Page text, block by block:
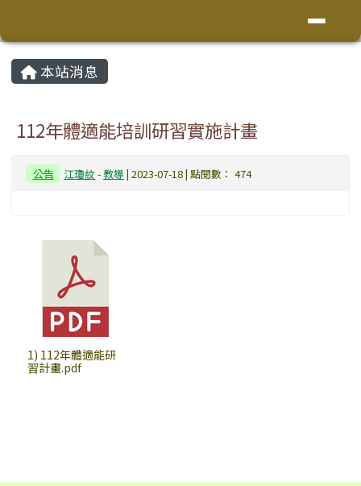
主內容區域
本站消息
112年體適能培訓研習實施計畫
公告 江瓊紋 -教導 | 2023-07-18 | 點閱數： 474
1) 112年體適能研
習計畫.pdf
頁尾區域